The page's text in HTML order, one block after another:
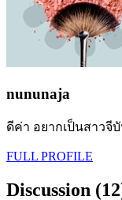
nununaja
ดีค่า อยากเป็นสาวจี
FULL PROFILE
Discussion